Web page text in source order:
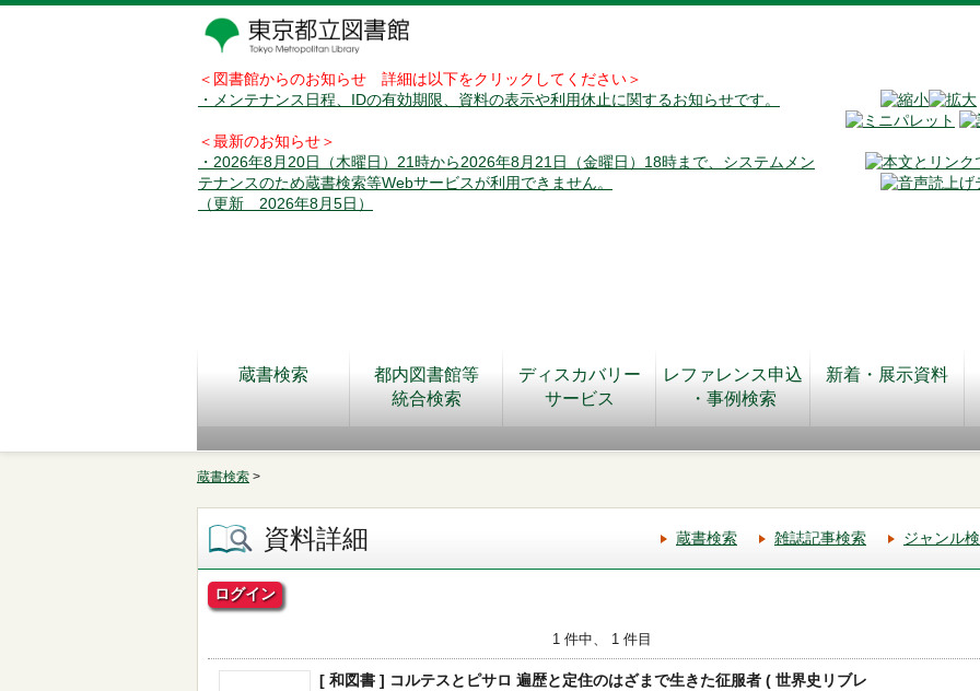
＜図書館からのお知らせ 詳細は以下をクリックしてください＞
・メンテナンス日程、IDの有効期限、資料の表示や利用休止に関するお知らせです。
＜最新のお知らせ＞
・2026年8月20日（木曜日）21時から2026年8月21日（金曜日）18時まで、システムメン
テナンスのため蔵書検索等Webサービスが利用できません。
（更新 2026年8月5日）
蔵書検索
都内図書館等
統合検索
ディスカバリー
サービス
レファレンス申込
・事例検索
新着・展示資料
蔵書検索 >
資料詳細 蔵書検索 雑誌記事検索 ジャンル
ログイン
1 件中、 1 件目
[ 和図書 ] コルテスとピサロ 遍歴と定住のはざまで生きた征服者 ( 世界史リブレ